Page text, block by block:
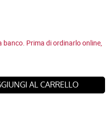
Prima di ordinarlo online,
AL CARRELLO